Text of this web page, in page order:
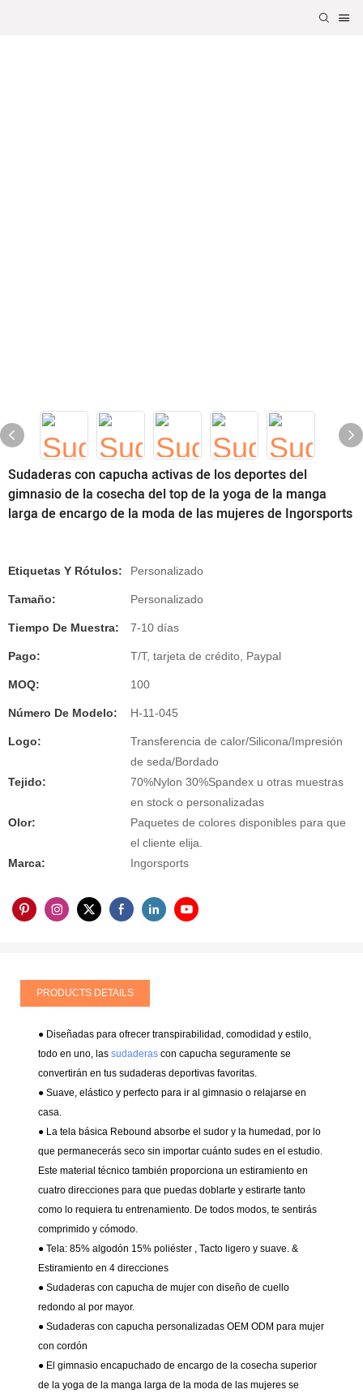
Sudaderas con capucha activas de los deportes del
gimnasio de la cosecha del top de la yoga de la manga
larga de encargo de la moda de las mujeres de Ingorsports
Etiquetas Y Rótulos: Personalizado
Tamaño: Personalizado
Tiempo De Muestra: 7-10 días
Pago: T/T, tarjeta de crédito, Paypal
MOQ: 100
Número De Modelo: H-11-045
Logo:
Transferencia de calor/Silicona/Impresión
de seda/Bordado
Tejido:
70%Nylon 30%Spandex u otras muestras
en stock o personalizadas
Olor:
Paquetes de colores disponibles para que
el cliente elija.
Marca:
Ingorsports
PRODUCTS DETAILS
● Diseñadas para ofrecer transpirabilidad, comodidad y estilo,
todo en uno, lassudaderas con capucha seguramente se
convertirán en tus sudaderas deportivas favoritas.
● Suave, elástico y perfecto para ir al gimnasio o relajarse en
casa.
● La tela básica Rebound absorbe el sudor y la humedad, por lo
que permanecerás seco sin importar cuánto sudes en el estudio.
Este material técnico también proporciona un estiramiento en
cuatro direcciones para que puedas doblarte y estirarte tanto
como lo requiera tu entrenamiento. De todos modos, te sentirás
comprimido y cómodo.
● Tela:85% algodón 15% poliéster , Tacto ligero y suave. &
Estiramiento en 4 direcciones
● Sudaderas con capucha de mujer con diseño de cuello
redondo al por mayor.
● Sudaderas con capucha personalizadas OEM ODM para mujer
con cordón
● El gimnasio encapuchado de encargo de la cosecha superior
de la yoga de la manga larga de la moda de las mujeres se